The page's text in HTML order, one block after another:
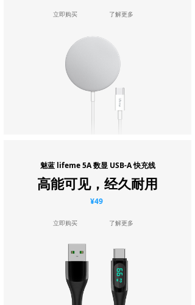
魅蓝 lifeme 5A 数显 USB-A 快充线
高能可见，经久耐用
¥49
立即购买 了解更多
立即购买 了解更多